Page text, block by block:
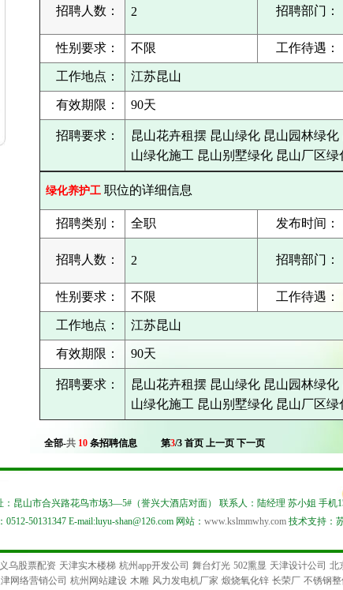
招聘人数： 2 招聘部门：
性别要求： 不限 工作待遇：
工作地点： 江苏昆山
有效期限： 90天
招聘要求：
昆山花卉租摆 昆山绿化 昆山园林绿
山绿化施工 昆山别墅绿化 昆山厂区
绿化养护工职位的详细信息
招聘类别： 全职 发布时间：
招聘人数： 2 招聘部门：
性别要求： 不限 工作待遇：
工作地点： 江苏昆山
有效期限： 90天
招聘要求：
昆山花卉租摆 昆山绿化 昆山园林绿
山绿化施工 昆山别墅绿化 昆山厂区
全部-共 10条招聘信息 第3/3 首页 上一页 下一页
：昆山市合兴路花鸟市场3—5#（誉兴大酒店对面） 联系人：陆经理 苏小姐 手机
0512-50131347 E-mail:luyu-shan@126.com 网站： www.kslmmwhy.com技术支持：
义乌股票配资 天津实木楼梯 杭州app开发公司 舞台灯光 502熏显 天津设计公司 北
网络营销公司 杭州网站建设 木雕 风力发电机厂家 煅烧氧化锌 长荣厂 不锈钢